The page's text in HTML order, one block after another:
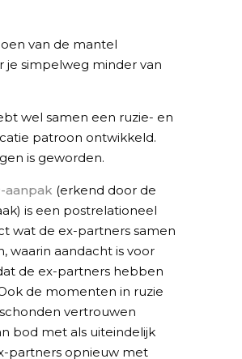
van de mantel
je simpelweg minder van
wel samen een ruzie- en
patroon ontwikkeld.
is geworden.
aanpak (erkend door de
is een postrelationeel
wat de ex-partners samen
waarin aandacht is voor
de ex-partners hebben
de momenten in ruzie
vertrouwen
bod met als uiteindelijk
partners opnieuw met